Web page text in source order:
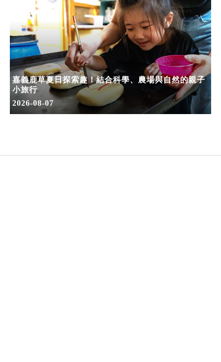
嘉義鹿草夏日探索趣！結合科學、農場與自然的親子
小旅行
2026-08-07